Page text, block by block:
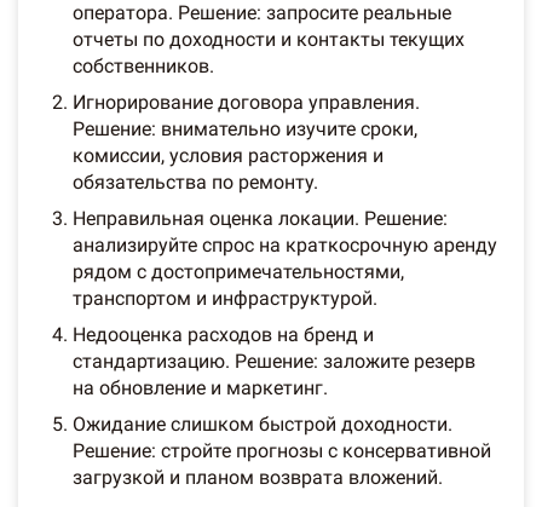
оператора. Решение: запросите реальные
отчеты по доходности и контакты текущих
собственников.
Игнорирование договора управления.
Решение: внимательно изучите сроки,
комиссии, условия расторжения и
обязательства по ремонту.
Неправильная оценка локации. Решение:
анализируйте спрос на краткосрочную аренду
рядом с достопримечательностями,
транспортом и инфраструктурой.
Недооценка расходов на бренд и
стандартизацию. Решение: заложите резерв
на обновление и маркетинг.
Ожидание слишком быстрой доходности.
Решение: стройте прогнозы с консервативной
загрузкой и планом возврата вложений.